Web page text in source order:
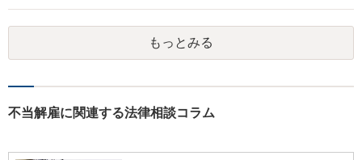
弁護士とすることができるため、会社からの連絡を止めることもでき
るかと思われます。 精神的に会社側と対応するのが苦痛であるという
場合には、弁護士を立てた上で退職についての条件面の交渉を行われ
ても良いでしょう。
もっとみる
不当解雇に関連する法律相談コラム